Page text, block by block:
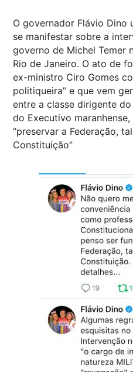
O governador Flávio Dino
se manifestar sobre a
governo de Michel Temer
Rio de Janeiro. O ato de
ex-ministro Ciro Gomes
politiqueira” e que vem
entre a classe dirigente
do Executivo
“preservar a Federação,
Constituição”